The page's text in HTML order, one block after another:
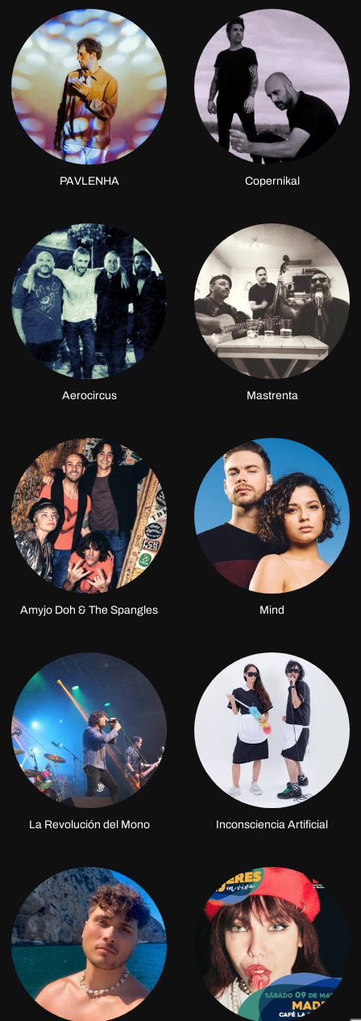
PAVLENHA Copernikal
Aerocircus Mastrenta
Amyjo Doh & The Spangles Mind
La Revolución del Mono Inconsciencia Artificial